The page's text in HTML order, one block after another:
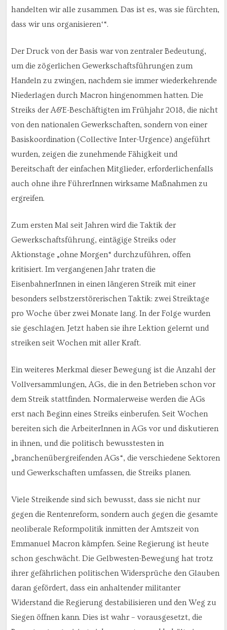
handelten wir alle zusammen. Das ist es, was sie fürchten,
dass wir uns organisieren‘“.
Der Druck von der Basis war von zentraler Bedeutung,
um die zögerlichen Gewerkschaftsführungen zum
Handeln zu zwingen, nachdem sie immer wiederkehrende
Niederlagen durch Macron hingenommen hatten. Die
Streiks der A&E-Beschäftigten im Frühjahr 2018, die nicht
von den nationalen Gewerkschaften, sondern von einer
Basiskoordination (Collective Inter-Urgence) angeführt
wurden, zeigen die zunehmende Fähigkeit und
Bereitschaft der einfachen Mitglieder, erforderlichenfalls
auch ohne ihre FührerInnen wirksame Maßnahmen zu
ergreifen.
Zum ersten Mal seit Jahren wird die Taktik der
Gewerkschaftsführung, eintägige Streiks oder
Aktionstage „ohne Morgen“ durchzuführen, offen
kritisiert. Im vergangenen Jahr traten die
EisenbahnerInnen in einen längeren Streik mit einer
besonders selbstzerstörerischen Taktik: zwei Streiktage
pro Woche über zwei Monate lang. In der Folge wurden
sie geschlagen. Jetzt haben sie ihre Lektion gelernt und
streiken seit Wochen mit aller Kraft.
Ein weiteres Merkmal dieser Bewegung ist die Anzahl der
Vollversammlungen, AGs, die in den Betrieben schon vor
dem Streik stattfinden. Normalerweise werden die AGs
erst nach Beginn eines Streiks einberufen. Seit Wochen
bereiten sich die ArbeiterInnen in AGs vor und diskutieren
in ihnen, und die politisch bewusstesten in
„branchenübergreifenden AGs“, die verschiedene Sektoren
und Gewerkschaften umfassen, die Streiks planen.
Viele Streikende sind sich bewusst, dass sie nicht nur
gegen die Rentenreform, sondern auch gegen die gesamte
neoliberale Reformpolitik inmitten der Amtszeit von
Emmanuel Macron kämpfen. Seine Regierung ist heute
schon geschwächt. Die Gelbwesten-Bewegung hat trotz
ihrer gefährlichen politischen Widersprüche den Glauben
daran gefördert, dass ein anhaltender militanter
Widerstand die Regierung destabilisieren und den Weg zu
Siegen öffnen kann. Dies ist wahr – vorausgesetzt, die